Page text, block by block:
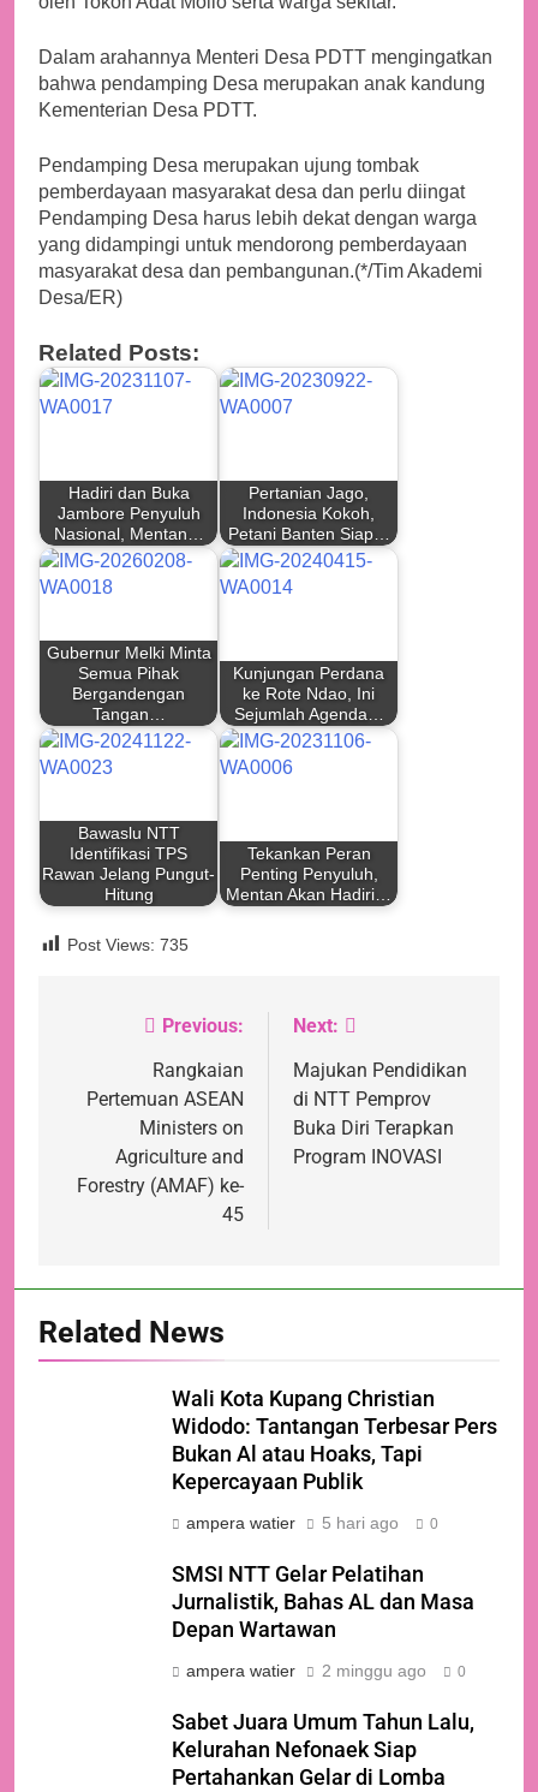
Dalam arahannya Menteri Desa PDTT mengingatkan
bahwa pendamping Desa merupakan anak kandung
Kementerian Desa PDTT.
Pendamping Desa merupakan ujung tombak
pemberdayaan masyarakat desa dan perlu diingat
Pendamping Desa harus lebih dekat dengan warga
yang didampingi untuk mendorong pemberdayaan
masyarakat desa dan pembangunan.(*/Tim Akademi
Desa/ER)
Related Posts:
Hadiri dan Buka
Jambore Penyuluh
Nasional, Mentan…
Pertanian Jago,
Indonesia Kokoh,
Petani Banten Siap…
Gubernur Melki Minta
Semua Pihak
Bergandengan
Tangan…
Kunjungan Perdana
ke Rote Ndao, Ini
Sejumlah Agenda…
Bawaslu NTT
Identifikasi TPS
Rawan Jelang Pungut-
Hitung
Tekankan Peran
Penting Penyuluh,
Mentan Akan Hadiri…
Post Views: 735
NavigasiPrevious:
Rangkaian
Pertemuan ASEAN
Ministers on
Agriculture and
Forestry (AMAF) ke-
45
Next:
Majukan Pendidikan
di NTT Pemprov
Buka Diri Terapkan
Program INOVASI
Related News
Wali Kota Kupang Christian
Widodo: Tantangan Terbesar Pers
Bukan Al atau Hoaks, Tapi
Kepercayaan Publik
ampera watier 5 hari ago 0
SMSI NTT Gelar Pelatihan
Jurnalistik, Bahas AL dan Masa
Depan Wartawan
ampera watier 2 minggu ago 0
Sabet Juara Umum Tahun Lalu,
Kelurahan Nefonaek Siap
Pertahankan Gelar di Lomba